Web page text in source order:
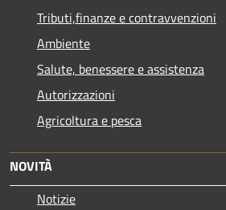
Tributi,finanze e contravvenzioni
Ambiente
Salute, benessere e assistenza
Autorizzazioni
Agricoltura e pesca
NOVITÀ
Notizie